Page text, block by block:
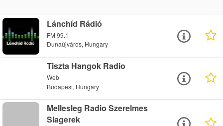
Lánchíd Rádió
FM 99.1
Dunaújváros, Hungary
Tiszta Hangok Radio
Web
Budapest, Hungary
Mellesleg Radio Szerelmes
Slagerek